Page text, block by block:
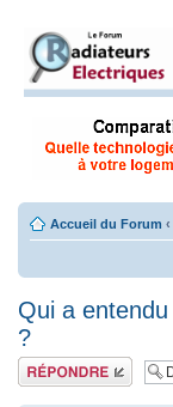
Accueil du Forum ‹
Qui a
?
Répondre